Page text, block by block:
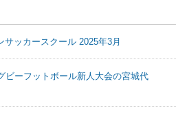
ッカースクール 2025年3月
ーフットボール新人大会の宮城代